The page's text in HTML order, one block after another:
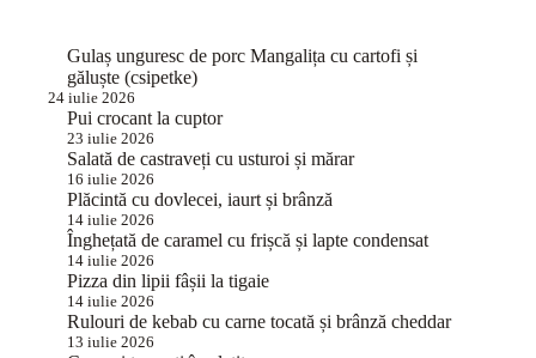
Gulaș unguresc de porc Mangalița cu cartofi și
găluște (csipetke)
24 iulie 2026
Pui crocant la cuptor
23 iulie 2026
Salată de castraveți cu usturoi și mărar
16 iulie 2026
Plăcintă cu dovlecei, iaurt și brânză
14 iulie 2026
Înghețată de caramel cu frișcă și lapte condensat
14 iulie 2026
Pizza din lipii fâșii la tigaie
14 iulie 2026
Rulouri de kebab cu carne tocată și brânză cheddar
13 iulie 2026